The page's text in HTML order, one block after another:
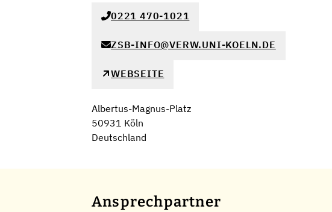
0221 470-1021
ZSB-INFO@VERW.UNI-KOELN.DE
WEBSEITE
Albertus-Magnus-Platz
50931 Köln
Deutschland
Ansprechpartner